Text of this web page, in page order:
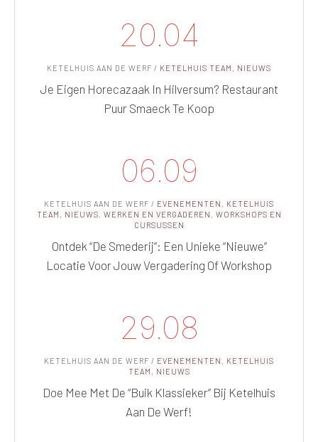
20.04
KETELHUIS AAN DE WERF / KETELHUIS TEAM , NIEUWS
Je Eigen Horecazaak In Hilversum? Restaurant
Puur Smaeck Te Koop
06.09
KETELHUIS AAN DE WERF / EVENEMENTEN , KETELHUIS
TEAM , NIEUWS, WERKEN EN VERGADEREN , WORKSHOPS EN
CURSUSSEN
Ontdek “De Smederij”: Een Unieke “nieuwe”
Locatie Voor Jouw Vergadering Of Workshop
29.08
KETELHUIS AAN DE WERF / EVENEMENTEN , KETELHUIS
TEAM , NIEUWS
Doe Mee Met De “Buik Klassieker” Bij Ketelhuis
Aan De Werf!